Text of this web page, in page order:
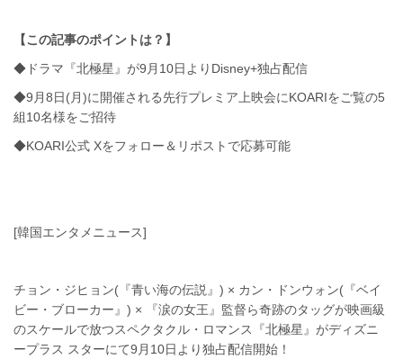
【この記事のポイントは？】
◆ドラマ『北極星』が9月10日よりDisney+独占配信
◆9月8日(月)に開催される先行プレミア上映会にKOARIをご覧の5
組10名様をご招待
◆KOARI公式 Xをフォロー＆リポストで応募可能
[韓国エンタメニュース]
チョン・ジヒョン(『青い海の伝説』) × カン・ドンウォン(『ベイ
ビー・ブローカー』) × 『涙の女王』監督ら奇跡のタッグが映画級
のスケールで放つスペクタクル・ロマンス『北極星』がディズニ
ープラス スターにて9月10日より独占配信開始！